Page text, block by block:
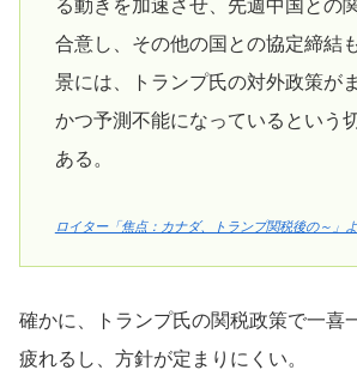
る動きを加速させ、先週中国との
合意し、その他の国との協定締結
景には、トランプ氏の対外政策が
かつ予測不能になっているという
ある。
ロイター「焦点：カナダ、トランプ関税後の～」
確かに、トランプ氏の関税政策で一喜
疲れるし、方針が定まりにくい。